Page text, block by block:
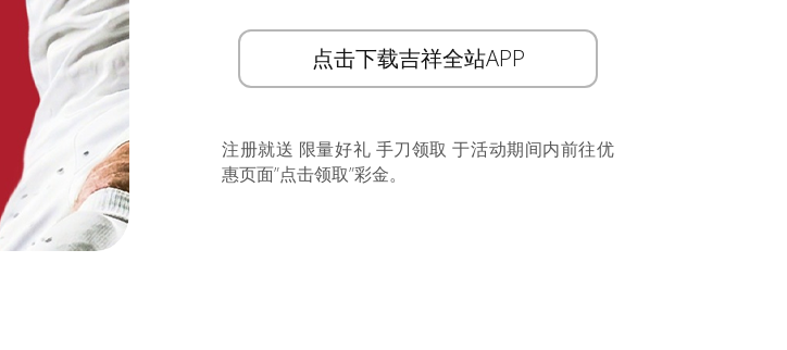
点击下载吉祥全站APP
注册就送 限量好礼 手刀领取 于活动期间内前往优
惠页面”点击领取”彩金。